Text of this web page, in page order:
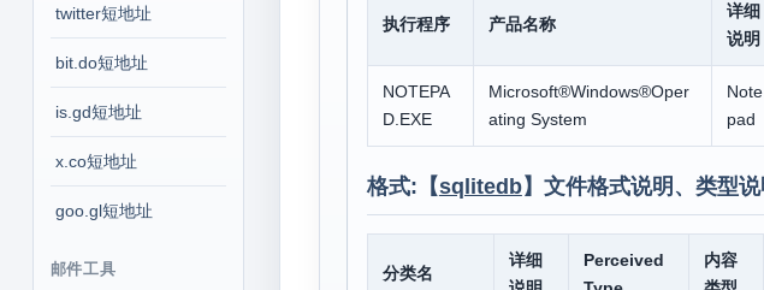
twitter短地址
bit.do短地址
is.gd短地址
x.co短地址
goo.gl短地址
邮件工具
执行程序 产品名称
详细
说明
NOTEPA
D.EXE
Microsoft®Windows®Oper
ating System
Note
pad
格式:【sqlitedb】文件格式说明、类型
分类名
详细
Perceived
内容